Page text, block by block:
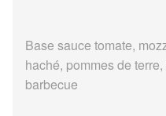
Base sauce tomate,
haché, pommes de
barbecue